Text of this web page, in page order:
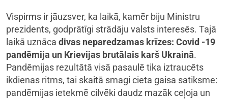
Vispirms ir jāuzsver, ka laikā, kamēr biju Ministru
prezidents, godprātīgi strādāju valsts interesēs. Tajā
laikā uznāca divas neparedzamas krīzes: Covid -19
pandēmija un Krievijas brutālais karš Ukrainā.
Pandēmijas rezultātā visā pasaulē tika iztraucēts
ikdienas ritms, tai skaitā smagi cieta gaisa satiksme:
pandēmijas ietekmē cilvēki daudz mazāk ceļoja un